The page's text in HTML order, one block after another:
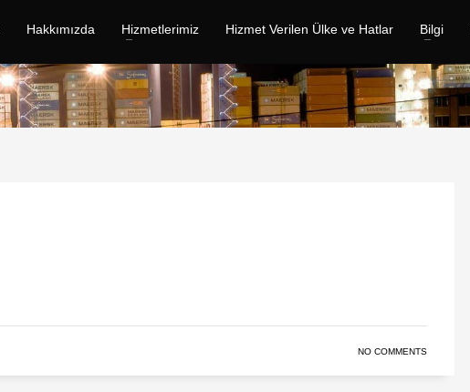
Hakkımızda Hizmetlerimiz Hizmet Verilen Ülke ve Hatlar Bilgi
NO COMMENTS